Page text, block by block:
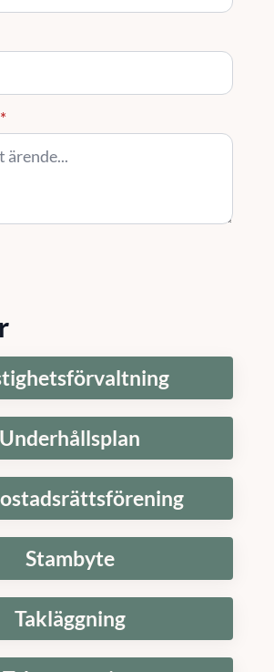
*
Underhållsplan
Stambyte
Takläggning